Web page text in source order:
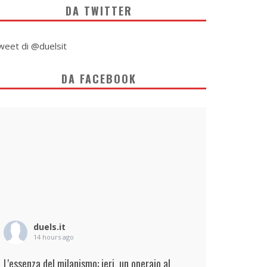
DA TWITTER
di @duelsit
DA FACEBOOK
duels.it
14 hours ago
L'essenza del milanismo: ieri, un operaio al